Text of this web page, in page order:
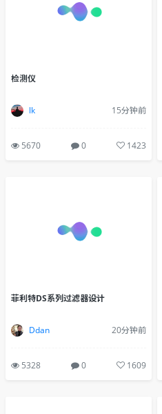
检测仪
lk 15分钟前
5670 0 1423
菲利特DS系列过滤器设计
Ddan 20分钟前
5328 0 1609